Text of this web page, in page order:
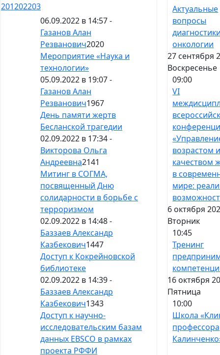
201202203
06.09.2022 в 14:57 -
Газанов Алан
Резванович2020
Мероприятие «Наука и
технологии»
05.09.2022 в 19:07 -
Газанов Алан
Резванович1967
День памяти жертв
Бесланской трагедии
02.09.2022 в 17:34 -
Викторова Ольга
Андреевна2141
Митинг в СОГМА,
посвященный Дню
солидарности в борьбе с
терроризмом
02.09.2022 в 14:48 -
Баззаев Александр
Казбекович1447
Доступ к Кокрейновской
библиотеке
02.09.2022 в 14:39 -
Баззаев Александр
Казбекович1343
Доступ к научно-
исследовательским базам
данных EBSCO в рамках
проекта РФФИ
Актуальные
вопросы
онкологии
27 сентября
Воскресенье
09:00
VI
возрастом
качеством
в
мире:
6 октября
Вторник
10:45
Тренинг
16 октября
Пятница
10:00
Школа
профессора